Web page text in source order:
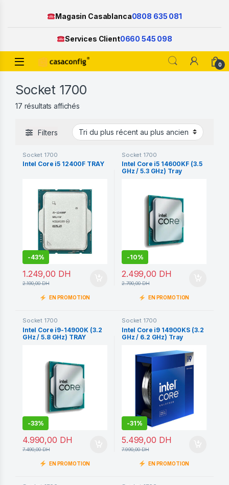
Magasin Casablanca0808 635 081
Services Client0660 545 098
Open 0
Socket 1700
17 résultats affichés
Filters
Socket 1700
Intel Core i5 12400F TRAY
-43%
1.249,00 DH
2.190,00DH
EN PROMOTION
Socket 1700
Intel Core i5 14600KF (3.5
GHz / 5.3 GHz) Tray
-10%
2.499,00 DH
2.790,00DH
EN PROMOTION
Socket 1700
Intel Core i9-14900K (3.2
GHz / 5.8 GHz) TRAY
-33%
4.990,00 DH
7.490,00DH
EN PROMOTION
Socket 1700
Intel Core i9 14900KS (3.2
GHz / 6.2 GHz) Tray
-31%
5.499,00 DH
7.990,00DH
EN PROMOTION